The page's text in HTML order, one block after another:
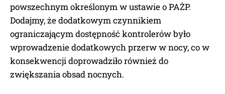
powszechnym określonym w ustawie o PAŻP.
Dodajmy, że dodatkowym czynnikiem
ograniczającym dostępność kontrolerów było
wprowadzenie dodatkowych przerw w nocy, co w
konsekwencji doprowadziło również do
zwiększania obsad nocnych.